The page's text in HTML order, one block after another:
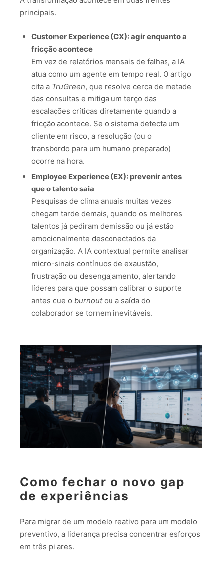
principais.
Customer Experience (CX): agir enquanto a
fricção acontece
Em vez de relatórios mensais de falhas, a IA
atua como um agente em tempo real. O artigo
cita a TruGreen, que resolve cerca de metade
das consultas e mitiga um terço das
escalações críticas diretamente quando a
fricção acontece. Se o sistema detecta um
cliente em risco, a resolução (ou o
transbordo para um humano preparado)
ocorre na hora.
Employee Experience (EX): prevenir antes
que o talento saia
Pesquisas de clima anuais muitas vezes
chegam tarde demais, quando os melhores
talentos já pediram demissão ou já estão
emocionalmente desconectados da
organização. A IA contextual permite analisar
micro-sinais contínuos de exaustão,
frustração ou desengajamento, alertando
líderes para que possam calibrar o suporte
antes que o burnoutou a saída do
colaborador se tornem inevitáveis.
Como fechar o novo gap
de experiências
Para migrar de um modelo reativo para um modelo
preventivo, a liderança precisa concentrar esforços
em três pilares.